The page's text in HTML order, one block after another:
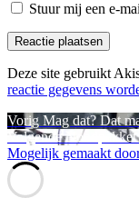
Stuur mij een e-
Deze site gebruikt
reactie gegevens
Bericht
navigatie
Vorig Vorig
bericht:
Mag dat? Dat
VolgendeVolgend
bericht:
Mogelijk gemaakt